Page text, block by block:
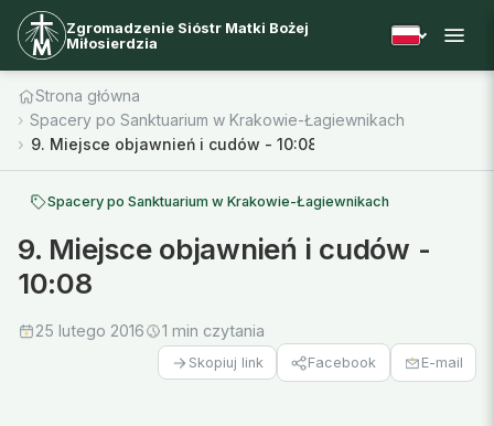
Zgromadzenie Sióstr Matki Bożej
Miłosierdzia
Strona główna
Spacery po Sanktuarium w Krakowie-Łagiewnikach
9. Miejsce objawnień i cudów - 10:08
Spacery po Sanktuarium w Krakowie-Łagiewnikach
9. Miejsce objawnień i cudów -
10:08
25 lutego 2016 1 min czytania
Skopiuj link Facebook E-mail